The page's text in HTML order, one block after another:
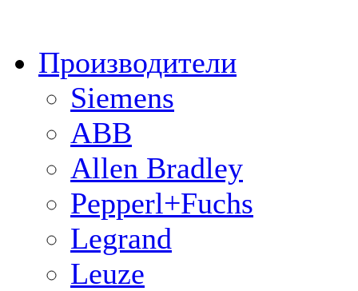
Производители
Siemens
ABB
Allen Bradley
Pepperl+Fuchs
Legrand
Leuze